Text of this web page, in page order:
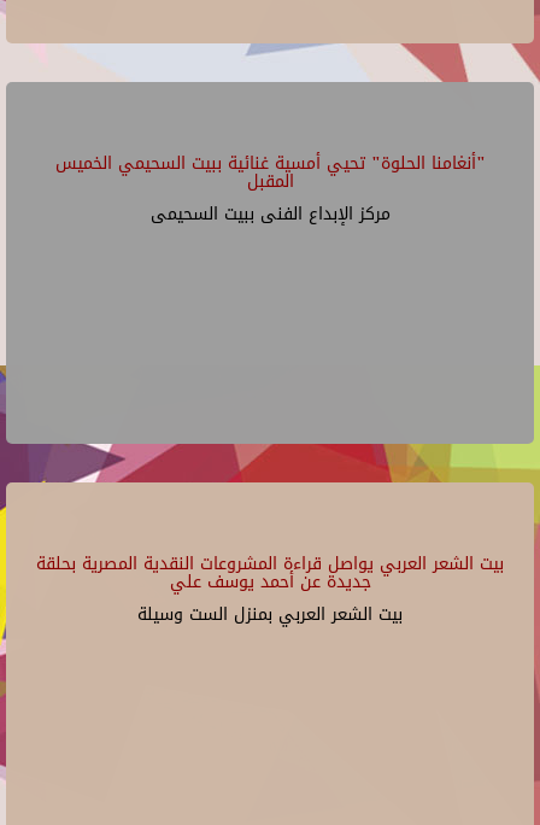
"أنغامنا الحلوة" تحيي أمسية غنائية ببيت السحيمي الخميس
المقبل
مركز الإبداع الفنى ببيت السحيمى
بيت الشعر العربي يواصل قراءة المشروعات النقدية المصرية بحلقة
جديدة عن أحمد يوسف علي
بيت الشعر العربي بمنزل الست وسيلة